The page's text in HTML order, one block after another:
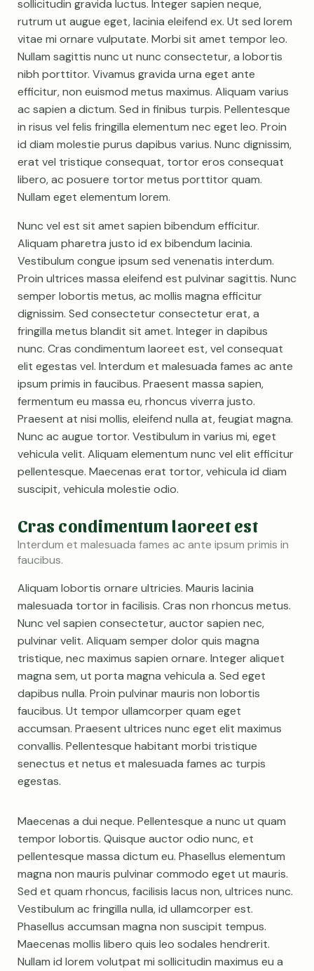
sollicitudin gravida luctus. Integer sapien neque,
rutrum ut augue eget, lacinia eleifend ex. Ut sed lorem
vitae mi ornare vulputate. Morbi sit amet tempor leo.
Nullam sagittis nunc ut nunc consectetur, a lobortis
nibh porttitor. Vivamus gravida urna eget ante
efficitur, non euismod metus maximus. Aliquam varius
ac sapien a dictum. Sed in finibus turpis. Pellentesque
in risus vel felis fringilla elementum nec eget leo. Proin
id diam molestie purus dapibus varius. Nunc dignissim,
erat vel tristique consequat, tortor eros consequat
libero, ac posuere tortor metus porttitor quam.
Nullam eget elementum lorem.
Nunc vel est sit amet sapien bibendum efficitur.
Aliquam pharetra justo id ex bibendum lacinia.
Vestibulum congue ipsum sed venenatis interdum.
Proin ultrices massa eleifend est pulvinar sagittis. Nunc
semper lobortis metus, ac mollis magna efficitur
dignissim. Sed consectetur consectetur erat, a
fringilla metus blandit sit amet. Integer in dapibus
nunc. Cras condimentum laoreet est, vel consequat
elit egestas vel. Interdum et malesuada fames ac ante
ipsum primis in faucibus. Praesent massa sapien,
fermentum eu massa eu, rhoncus viverra justo.
Praesent at nisi mollis, eleifend nulla at, feugiat magna.
Nunc ac augue tortor. Vestibulum in varius mi, eget
vehicula velit. Aliquam elementum nunc vel elit efficitur
pellentesque. Maecenas erat tortor, vehicula id diam
suscipit, vehicula molestie odio.
Cras condimentum laoreet est
Interdum et malesuada fames ac ante ipsum primis in
faucibus.
Aliquam lobortis ornare ultricies. Mauris lacinia
malesuada tortor in facilisis. Cras non rhoncus metus.
Nunc vel sapien consectetur, auctor sapien nec,
pulvinar velit. Aliquam semper dolor quis magna
tristique, nec maximus sapien ornare. Integer aliquet
magna sem, ut porta magna vehicula a. Sed eget
dapibus nulla. Proin pulvinar mauris non lobortis
faucibus. Ut tempor ullamcorper quam eget
accumsan. Praesent ultrices nunc eget elit maximus
convallis. Pellentesque habitant morbi tristique
senectus et netus et malesuada fames ac turpis
egestas.
Maecenas a dui neque. Pellentesque a nunc ut quam
tempor lobortis. Quisque auctor odio nunc, et
pellentesque massa dictum eu. Phasellus elementum
magna non mauris pulvinar commodo eget ut mauris.
Sed et quam rhoncus, facilisis lacus non, ultrices nunc.
Vestibulum ac fringilla nulla, id ullamcorper est.
Phasellus accumsan magna non suscipit tempus.
Maecenas mollis libero quis leo sodales hendrerit.
Nullam id lorem volutpat mi sollicitudin maximus eu a